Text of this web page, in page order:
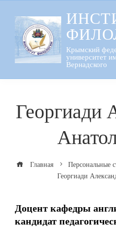
содержанию
Крымский
университет
Вернадского
Георгиади
Главная
Персональные
Георгиади
Доцент кафедры
кандидат